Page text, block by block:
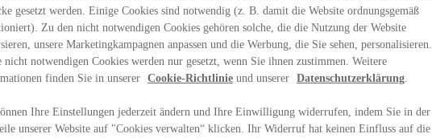
gesetzt werden. Einige Cookies sind notwendig (z. B. damit die Website ordnungsgemäß
Zu den nicht notwendigen Cookies gehören solche, die die Nutzung der Website
unsere Marketingkampagnen anpassen und die Werbung, die Sie sehen, personalisieren.
nicht notwendigen Cookies werden nur gesetzt, wenn Sie ihnen zustimmen. Weitere
finden Sie in unserer
Cookie-Richtlinie und unserer Datenschutzerklärung.
Ihre Einstellungen jederzeit ändern und Ihre Einwilligung widerrufen, indem Sie in der
unserer Website auf "Cookies verwalten“ klicken. Ihr Widerruf hat keinen Einfluss auf die